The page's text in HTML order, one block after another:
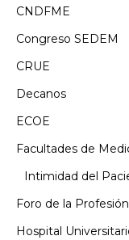
CNDFME
Congreso SEDEM
CRUE
Decanos
ECOE
Facultades de
Intimidad del
Foro de la
Hospital